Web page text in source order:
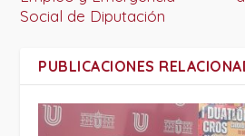
Social de Diputación
PUBLICACIONES